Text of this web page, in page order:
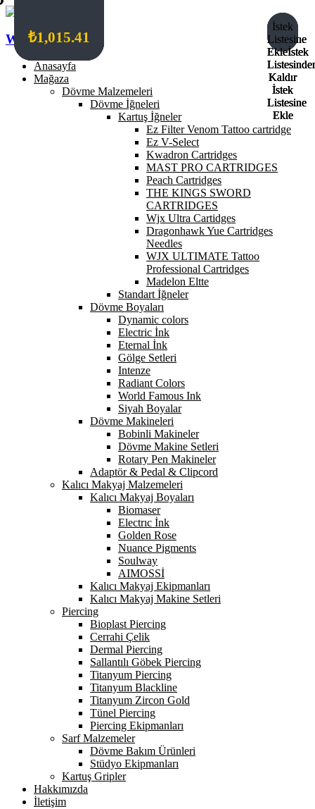
Wildcat Turkey
Anasayfa
Mağaza
Dövme Malzemeleri
Dövme İğneleri
Kartuş İğneler
Ez Filter Venom Tattoo cartridge
Ez V-Select
Kwadron Cartridges
MAST PRO CARTRIDGES
Peach Cartridges
THE KINGS SWORD
CARTRIDGES
Wjx Ultra Cartidges
Dragonhawk Yue Cartridges
Needles
WJX ULTIMATE Tattoo
Professional Cartridges
Madelon Eltte
Standart İğneler
Dövme Boyaları
Dynamic colors
Electric İnk
Eternal İnk
Gölge Setleri
Intenze
Radiant Colors
World Famous Ink
Siyah Boyalar
Dövme Makineleri
Bobinli Makineler
Dövme Makine Setleri
Rotary Pen Makineler
Adaptör & Pedal & Clipcord
Kalıcı Makyaj Malzemeleri
Kalıcı Makyaj Boyaları
Biomaser
Electrıc İnk
Golden Rose
Nuance Pigments
Soulway
AIMOSSİ
Kalıcı Makyaj Ekipmanları
Kalıcı Makyaj Makine Setleri
Piercing
Bioplast Piercing
Cerrahi Çelik
Dermal Piercing
Sallantılı Göbek Piercing
Titanyum Piercing
Titanyum Blackline
Titanyum Zircon Gold
Tünel Piercing
Piercing Ekipmanları
Sarf Malzemeler
Dövme Bakım Ürünleri
Stüdyo Ekipmanları
Kartuş Gripler
Hakkımızda
İletişim
₺1,015.41
İstek
Listesine
Ekleİstek
Kaldır
İstek
Listesine
Ekle
₺384.21
İstek
Listesine
Ekleİstek
Kaldır
İstek
Listesine
Ekle
₺1,042.85
İstek
Listesine
Ekleİstek
Kaldır
İstek
Listesine
Ekle
₺1,015.41
İstek
Listesine
Ekleİstek
Kaldır
İstek
Listesine
Ekle